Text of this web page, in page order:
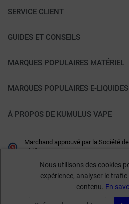
SERVICE CLIENT
GUIDES ET CONSEILS
MARQUES POPULAIRES MATÉRIEL
MARQUES POPULAIRES E-LIQUIDES
À PROPOS DE KUMULUS VAPE
Marchand approuvé par la Société
vérifier.
Nous utilisons des cookies
expérience, analyser le
contenu. En